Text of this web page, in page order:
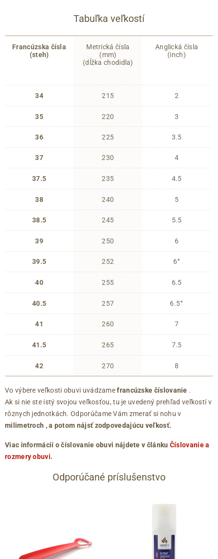
Tabuľka veľkostí
Francúzska čísla
(steh)
34
35
36
37
37.5
38
38.5
39
39.5
40
40.5
41
41.5
42
Metrická čísla
(mm)
(dĺžka chodidla)
215
220
225
230
235
240
245
250
252
255
257
260
265
270
Anglická čísla
(inch)
2
3
3.5
4
4.5
5
5.5
6
6+
6.5
6.5+
7
7.5
8
Vo výbere veľkosti obuvi uvádzamefrancúzske číslovanie .
Ak si nie ste istý svojou veľkosťou, tu je uvedený prehľad veľkostí v
rôznych jednotkách. Odporúčame Vám zmerať si nohu v
milimetroch , a potom nájsť zodpovedajúcu veľkosť.
Viac informácií o číslovanie obuvi nájdete v článku Číslovanie a
rozmery obuvi.
Odporúčané príslušenstvo